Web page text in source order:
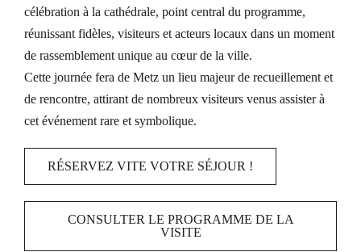
célébration à la cathédrale, point central du programme,
réunissant fidèles, visiteurs et acteurs locaux dans un moment
de rassemblement unique au cœur de la ville.
Cette journée fera de Metz un lieu majeur de recueillement et
de rencontre, attirant de nombreux visiteurs venus assister à
cet événement rare et symbolique.
RÉSERVEZ VITE VOTRE SÉJOUR !
CONSULTER LE PROGRAMME DE LA
VISITE